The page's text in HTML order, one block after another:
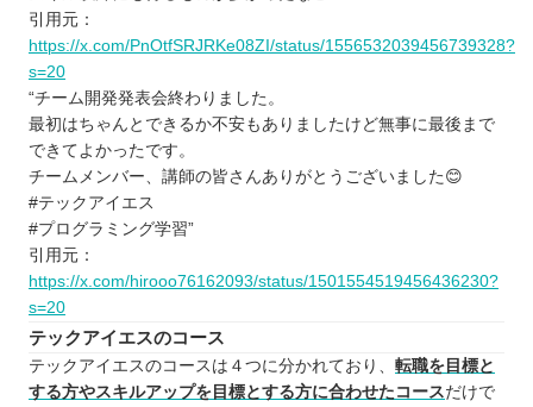
引用元：
https://x.com/PnOtfSRJRKe08ZI/status/1556532039456739328?
s=20
“チーム開発発表会終わりました。
最初はちゃんとできるか不安もありましたけど無事に最後まで
できてよかったです。
チームメンバー、講師の皆さんありがとうございました😊
#テックアイエス
#プログラミング学習”
引用元：
https://x.com/hirooo76162093/status/1501554519456436230?
s=20
テックアイエスのコース
テックアイエスのコースは４つに分かれており、 転職を目標と
する方やスキルアップを目標とする方に合わせたコースだけで